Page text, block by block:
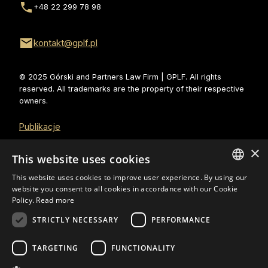
+48 22 299 78 98
kontakt@gplf.pl
© 2025 Górski and Partners Law Firm | GPLF. All rights
reserved. All trademarks are the property of their respective
owners.
Publikacje
Youtube
LinkedIn
Cookies policy
POLISH
×
This website uses cookies
This website uses cookies to improve user experience. By using our
website you consent to all cookies in accordance with our Cookie
Policy. Read more
STRICTLY NECESSARY
PERFORMANCE
TARGETING FUNCTIONALITY